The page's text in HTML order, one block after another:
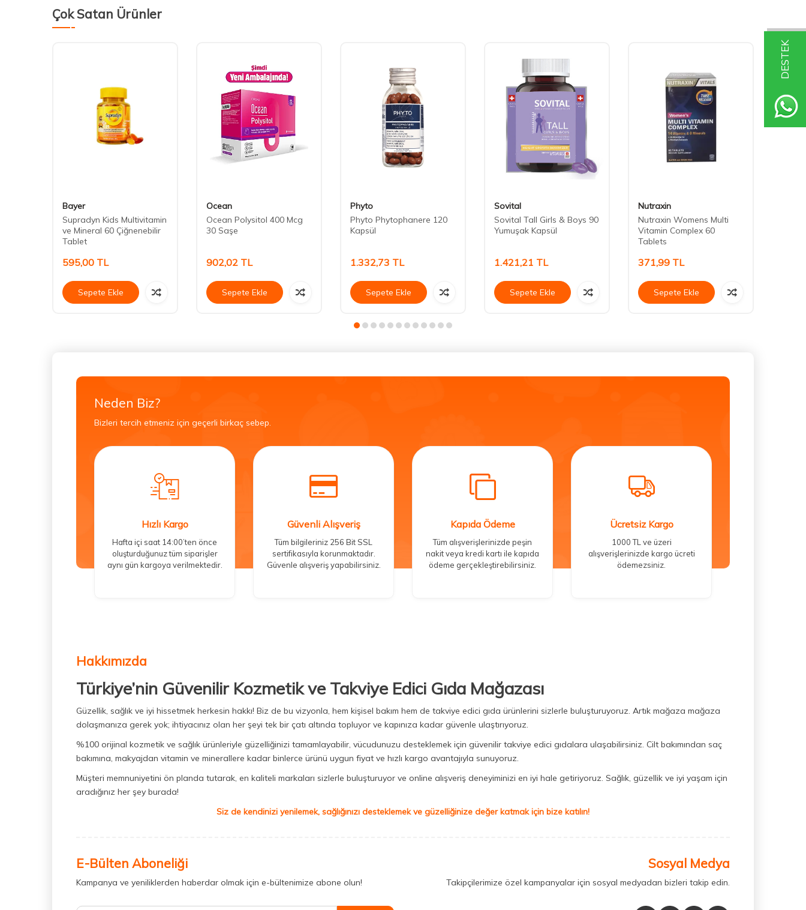
DESTEK
Çok Satan Ürünler
Bayer
Supradyn Kids Multivitamin
ve Mineral 60 Çiğnenebilir
Tablet
595,00 TL
Sepete Ekle
Ocean
Ocean Polysitol 400 Mcg
30 Saşe
902,02 TL
Sepete Ekle
Phyto
Phyto Phytophanere 120
Kapsül
1.332,73 TL
Sepete Ekle
Sovital
Sovital Tall Girls & Boys 90
Yumuşak Kapsül
1.421,21 TL
Sepete Ekle
Nutraxin
Nutraxin Womens Multi
Vitamin Complex 60
Tablets
371,99 TL
Sepete Ekle
Neden Biz?
Bizleri tercih etmeniz için geçerli birkaç sebep.
Hızlı Kargo
Hafta içi saat 14:00’ten önce
oluşturduğunuz tüm siparişler
aynı gün kargoya verilmektedir.
Güvenli Alışveriş
Tüm bilgileriniz 256 Bit SSL
sertifikasıyla korunmaktadır.
Güvenle alışveriş yapabilirsiniz.
Kapıda Ödeme
Tüm alışverişlerinizde peşin
nakit veya kredi kartı ile kapıda
ödeme gerçekleştirebilirsiniz.
Ücretsiz Kargo
1000 TL ve üzeri
alışverişlerinizde kargo ücreti
ödemezsiniz.
Hakkımızda
Türkiye’nin Güvenilir Kozmetik ve Takviye Edici Gıda Mağazası
Güzellik, sağlık ve iyi hissetmek herkesin hakkı! Biz de bu vizyonla, hem kişisel bakım hem de takviye edici gıda ürünlerini sizlerle buluşturuyoruz. Artık mağaza mağaza
dolaşmanıza gerek yok; ihtiyacınız olan her şeyi tek bir çatı altında topluyor ve kapınıza kadar güvenle ulaştırıyoruz.
%100 orijinal kozmetik ve sağlık ürünleriyle güzelliğinizi tamamlayabilir, vücudunuzu desteklemek için güvenilir takviye edici gıdalara ulaşabilirsiniz. Cilt bakımından saç
bakımına, makyajdan vitamin ve minerallere kadar binlerce ürünü uygun fiyat ve hızlı kargo avantajıyla sunuyoruz.
Müşteri memnuniyetini ön planda tutarak, en kaliteli markaları sizlerle buluşturuyor ve online alışveriş deneyiminizi en iyi hale getiriyoruz. Sağlık, güzellik ve iyi yaşam için
aradığınız her şey burada!
Siz de kendinizi yenilemek, sağlığınızı desteklemek ve güzelliğinize değer katmak için bize katılın!
E-Bülten Aboneliği
Kampanya ve yeniliklerden haberdar olmak için e-bültenimize abone olun!
Sosyal Medya
Takipçilerimize özel kampanyalar için sosyal medyadan bizleri takip edin.